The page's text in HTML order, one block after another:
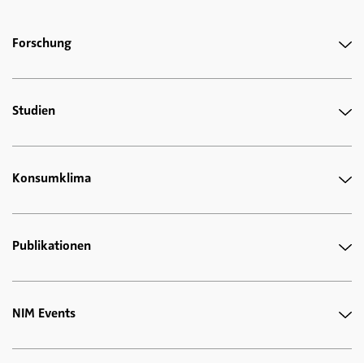
Forschung
Studien
Konsumklima
Publikationen
NIM Events